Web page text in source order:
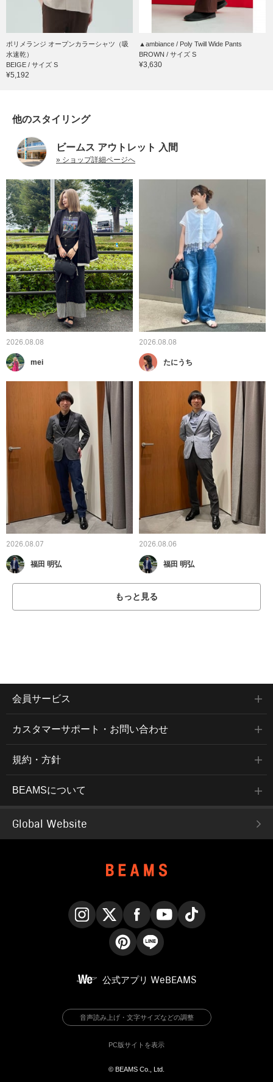
ポリメランジ オープンカラーシャツ（吸
水速乾）
BEIGE / サイズ S
¥5,192
▲ambiance / Poly Twill Wide Pants
BROWN / サイズ S
¥3,630
他のスタイリング
ビームス アウトレット 入間
» ショップ詳細ページへ
2026.08.08
mei
2026.08.08
たにうち
2026.08.07
福田 明弘
2026.08.06
福田 明弘
もっと見る
会員サービス
カスタマーサポート・お問い合わせ
規約・方針
BEAMSについて
Global Website
公式アプリ WeBEAMS
音声読み上げ・文字サイズなどの調整
PC版サイトを表示
© BEAMS Co., Ltd.